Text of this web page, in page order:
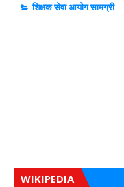
शिक्षक सेवा आयोग सामग्री
WIKIPEDIA